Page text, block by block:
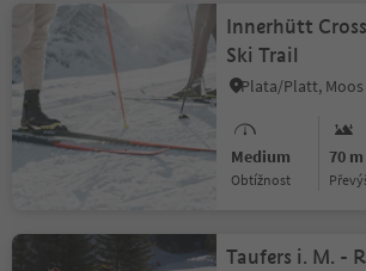
Innerhütt
Ski Trail
Medium
Obtížnost
70 m
Taufers i. M. -